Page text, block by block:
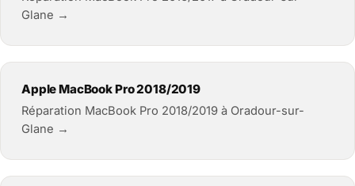
Glane →
Apple MacBook Pro 2018/2019
Réparation MacBook Pro 2018/2019 à Oradour-sur-
Glane →